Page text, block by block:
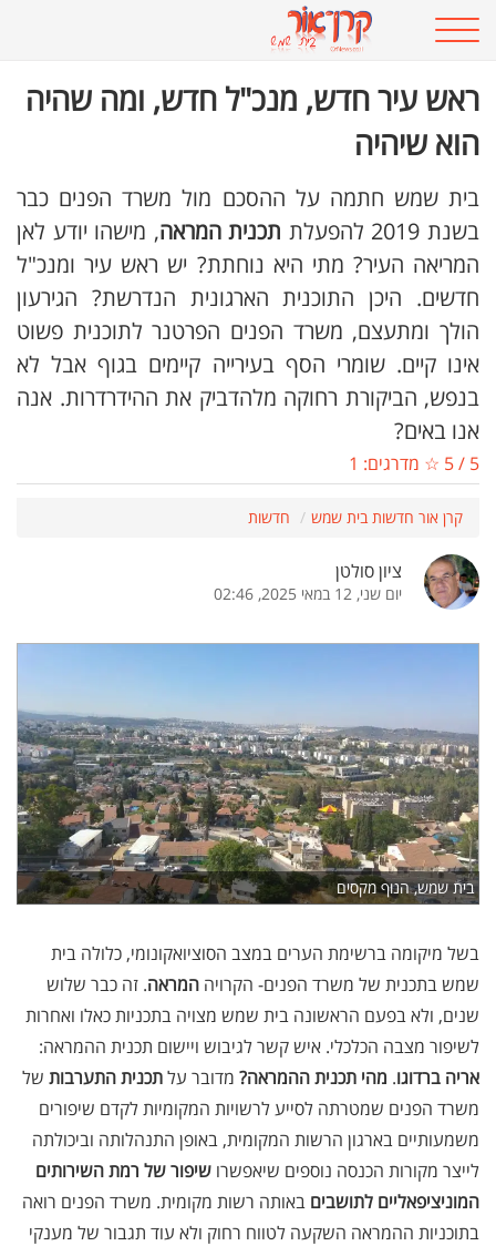
ראש עיר חדש, מנכ"ל חדש, ומה שהיה
הוא שיהיה
בית שמש חתמה על ההסכם מול משרד הפנים כבר
בשנת 2019 להפעלת
תכנית המראה, מישהו יודע לאן
המריאה העיר? מתי היא נוחתת? יש ראש עיר ומנכ"ל
חדשים. היכן התוכנית הארגונית הנדרשת? הגירעון
הולך ומתעצם, משרד הפנים הפרטנר לתוכנית פשוט
אינו קיים. שומרי הסף בעירייה קיימים בגוף אבל לא
בנפש, הביקורת רחוקה מלהדביק את ההידרדרות. אנה
אנו באים?
5
/
5 ☆ מדרגים: 1
קרן אור חדשות בית שמש חדשות
ציון סולטן
יום שני, 12 במאי 2025, 02:46
בית שמש, הנוף מקסים
בשל מיקומה ברשימת הערים במצב הסוציואקונומי, כלולה בית
שמש בתכנית של משרד הפנים- הקרויה המראה. זה כבר שלוש
שנים, ולא בפעם הראשונה בית שמש מצויה בתכניות כאלו ואחרות
לשיפור מצבה הכלכלי. איש קשר לגיבוש ויישום תכנית ההמראה:
אריה ברדוגו. מהי תכנית ההמראה? מדובר עלתכנית התערבות של
משרד הפנים שמטרתה לסייע לרשויות המקומיות לקדם שיפורים
משמעותיים בארגון הרשות המקומית, באופן התנהלותה וביכולתה
לייצר מקורות הכנסה נוספים שיאפשרו שיפור של רמת השירותים
המוניציפאליים לתושבים באותה רשות מקומית. משרד הפנים רואה
בתוכניות ההמראה השקעה לטווח רחוק ולא עוד תגבור של מענקי